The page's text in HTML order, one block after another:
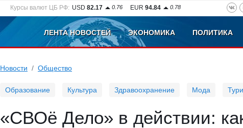
Курсы валют ЦБ РФ: USD 82.17 0.76 EUR 94.84 0.78
ЛЕНТА НОВОСТЕЙ ЭКОНОМИКА ПОЛИТИКА
Новости Общество
Образование Культура Здравоохранение Мода
«СВОё Дело» в действии: